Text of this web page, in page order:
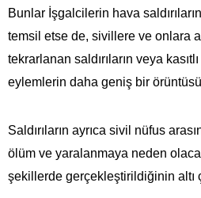
Bunlar İşgalcilerin hava
temsil etse de, sivillere ve onlara
tekrarlanan saldırıların veya
eylemlerin daha geniş bir
Saldırıların ayrıca sivil nüfus
ölüm ve yaralanmaya neden
şekillerde gerçekleştirildiğinin altı